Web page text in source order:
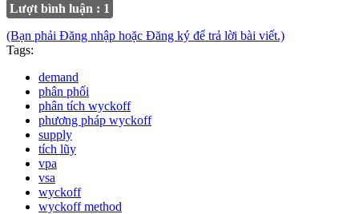
Lượt bình luận : 1
(Bạn phải Đăng nhập hoặc Đăng ký để trả lời bài viết.)
Tags:
demand
phân phối
phân tích wyckoff
phương pháp wyckoff
supply
tích lũy
vpa
vsa
wyckoff
wyckoff method